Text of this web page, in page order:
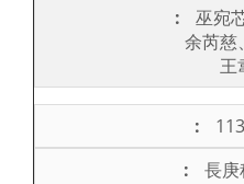
巫宛
余芮慈
王
長庚